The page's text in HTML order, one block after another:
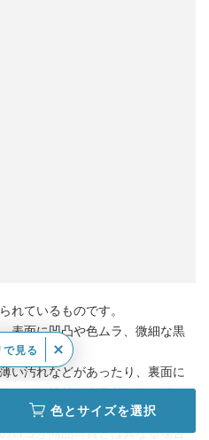
れているものです。
表面に凹凸や色ムラ、微細な黒
い汚れなどがあったり、裏面に
すが、検品の上良品とさせてい
ロゴが商品写真とは異なる場合
色とサイズを選択
で見る